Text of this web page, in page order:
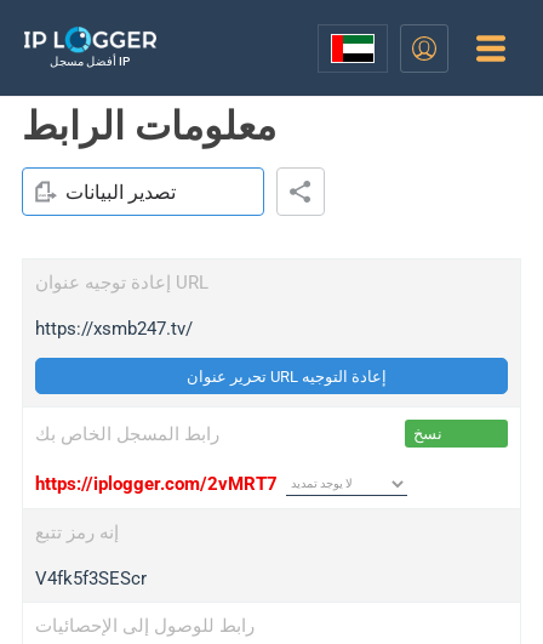
أفضل مسجل IP
معلومات الرابط
تصدير البيانات
إعادة توجيه عنوان URL
https://xsmb247.tv/
تحرير عنوان URL إعادة التوجيه
رابط المسجل الخاص بك نسخ
https://iplogger.com/2vMRT7
إنه رمز تتبع
V4fk5f3SEScr
رابط للوصول إلى الإحصائيات